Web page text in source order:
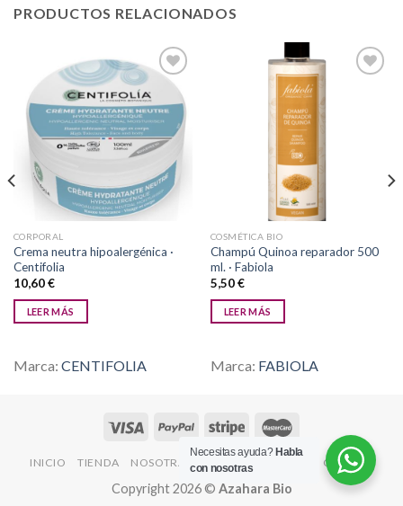
PRODUCTOS RELACIONADOS
Añadir
lista de
deseos
CORPORAL
Crema neutra hipoalergénica ·
Centifolia
10,60€
LEER MÁS
Marca: CENTIFOLIA
COSMÉTICA BIO
Champú Quinoa reparador 500
ml. · Fabiola
5,50€
LEER MÁS
Marca: FABIOLA
INICIO TIENDA NOSOTRAS CONTACTO OFERTAS
Copyright 2026 © Azahara Bio
Necesitas ayuda? Habla
con nosotras